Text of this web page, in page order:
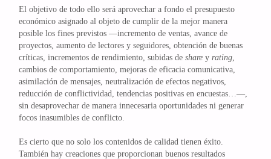
El objetivo de todo ello será aprovechar a fondo el presupuesto
económico asignado al objeto de cumplir de la mejor manera
posible los fines previstos —incremento de ventas, avance de
proyectos, aumento de lectores y seguidores, obtención de buenas
críticas, incrementos de rendimiento, subidas deshare yrating
cambios de comportamiento, mejoras de eficacia comunicativa,
asimilación de mensajes, neutralización de efectos negativos,
reducción de conflictividad, tendencias positivas en encuestas…—,
sin desaprovechar de manera innecesaria oportunidades ni generar
focos inasumibles de conflicto.
Es cierto que no solo los contenidos de calidad tienen éxito.
También hay creaciones que proporcionan buenos resultados